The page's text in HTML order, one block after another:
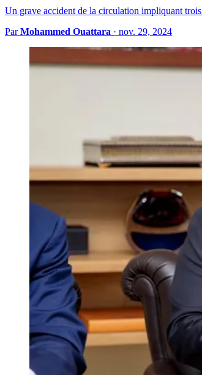
Un grave accident de la circulation impliquant
ParMohammed Ouattara · nov. 29, 2024